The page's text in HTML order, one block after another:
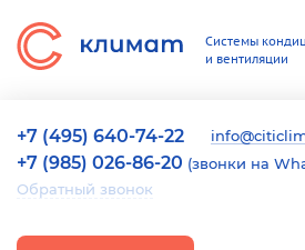
Системы
и вентиляции
+7 (495) 640-74-22
+7 (985) 026-86-20 (звонки на
Обратный звонок